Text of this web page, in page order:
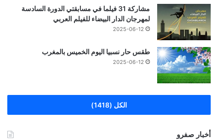
مشاركة 31 فيلما في مسابقتي الدورة السادسة
لمهرجان الدار البيضاء للفيلم العربي
2025-06-12
طقس حار نسبيا اليوم الخميس بالمغرب
2025-06-12
الكل (1418)
أخبار صفرو